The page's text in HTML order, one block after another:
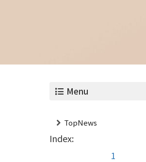
Menu
TopNews
Index:
1